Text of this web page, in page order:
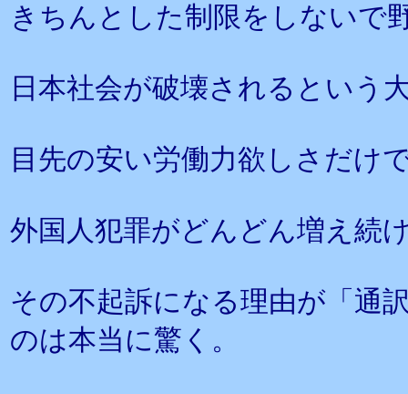
きちんとした制限をしないで
日本社会が破壊されるという
目先の安い労働力欲しさだけ
外国人犯罪がどんどん増え続
その不起訴になる理由が「通
のは本当に驚く。